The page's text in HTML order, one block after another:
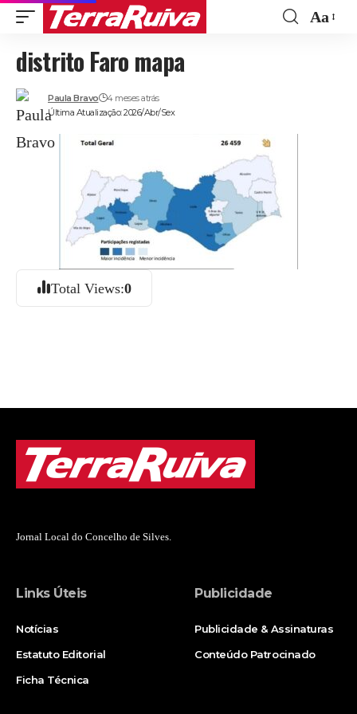
Aa
distrito Faro mapa
Última Atualização: 2026/Abr/Sex
Paula Bravo 4 meses atrás
Total Views:0
Jornal Local do Concelho de Silves.
Links Úteis
Notícias
Estatuto Editorial
Ficha Técnica
Publicidade
Publicidade & Assinaturas
Conteúdo Patrocinado